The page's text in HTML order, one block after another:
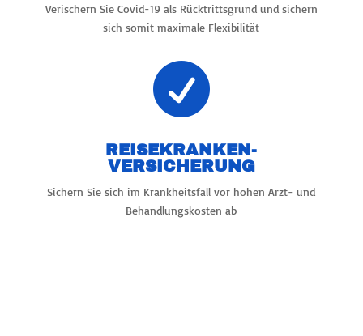
Verischern Sie Covid-19 als Rücktrittsgrund und sichern
sich somit maximale Flexibilität

REISEKRANKEN-
VERSICHERUNG
Sichern Sie sich im Krankheitsfall vor hohen Arzt- und
Behandlungskosten ab